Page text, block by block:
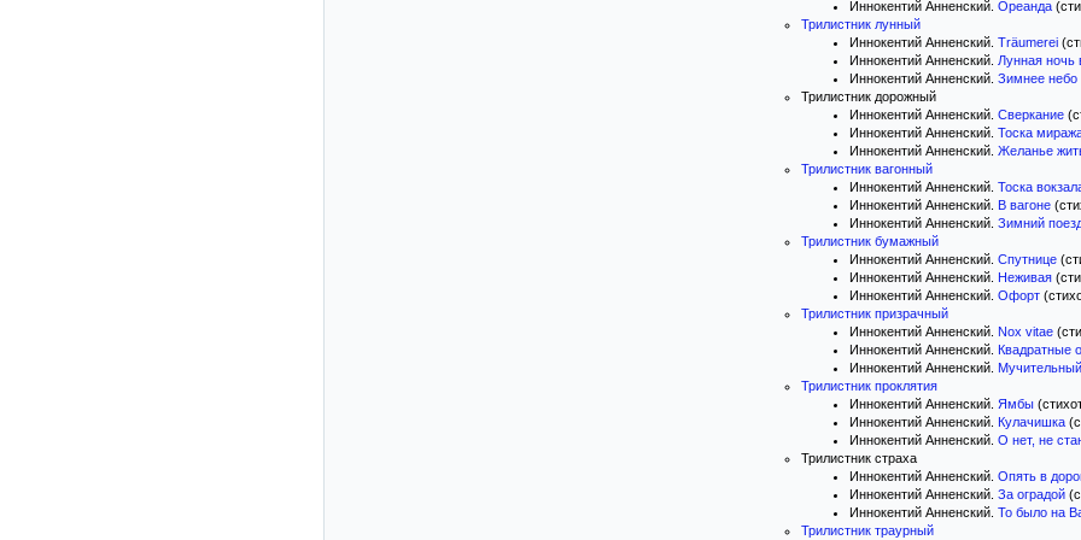
Иннокентий Анненский. Ореанда
Трилистник лунный
Иннокентий Анненский. Träumerei
Иннокентий Анненский. Лунная ночь
Иннокентий Анненский. Зимнее небо
Трилистник дорожный
Иннокентий Анненский. Сверкание
Иннокентий Анненский. Тоска
Иннокентий Анненский. Желанье
Трилистник вагонный
Иннокентий Анненский. Тоска
Иннокентий Анненский. В вагоне
Иннокентий Анненский. Зимний
Трилистник бумажный
Иннокентий Анненский. Спутнице
Иннокентий Анненский. Неживая
Иннокентий Анненский. Офорт
Трилистник призрачный
Иннокентий Анненский. Nox vitae
Иннокентий Анненский. Квадратные
Иннокентий Анненский.
Трилистник проклятия
Иннокентий Анненский. Ямбы
Иннокентий Анненский. Кулачишка
Иннокентий Анненский. О нет, не
Трилистник страха
Иннокентий Анненский. Опять в
Иннокентий Анненский. За оградой
Иннокентий Анненский. То было на
Трилистник траурный